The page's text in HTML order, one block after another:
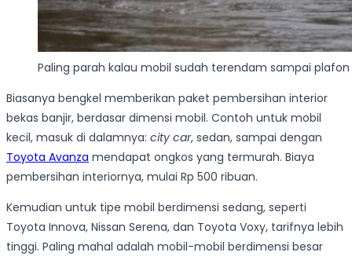
Paling parah kalau mobil sudah terendam sampai plafon
Biasanya bengkel memberikan paket pembersihan interior
bekas banjir, berdasar dimensi mobil. Contoh untuk mobil
kecil, masuk di dalamnya: city car, sedan, sampai dengan
Toyota Avanza mendapat ongkos yang termurah. Biaya
pembersihan interiornya, mulai Rp 500 ribuan.
Kemudian untuk tipe mobil berdimensi sedang, seperti
Toyota Innova, Nissan Serena, dan Toyota Voxy, tarifnya lebih
tinggi. Paling mahal adalah mobil-mobil berdimensi besar